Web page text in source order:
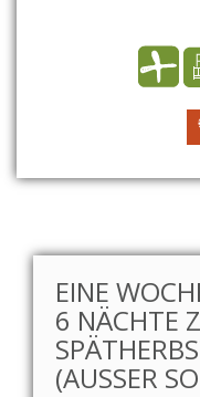
EINE
6 NÄCHTE
(AUSSER